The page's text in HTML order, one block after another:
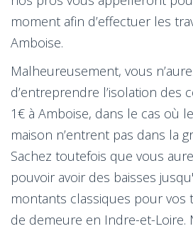
moment afin d’effectuer les
Amboise.
Malheureusement, vous
d’entreprendre l’isolation des
1€ à Amboise, dans le cas où
maison n’entrent pas dans la
Sachez toutefois que vous
pouvoir avoir des baisses
montants classiques pour vos
de demeure en Indre-et-Loire.